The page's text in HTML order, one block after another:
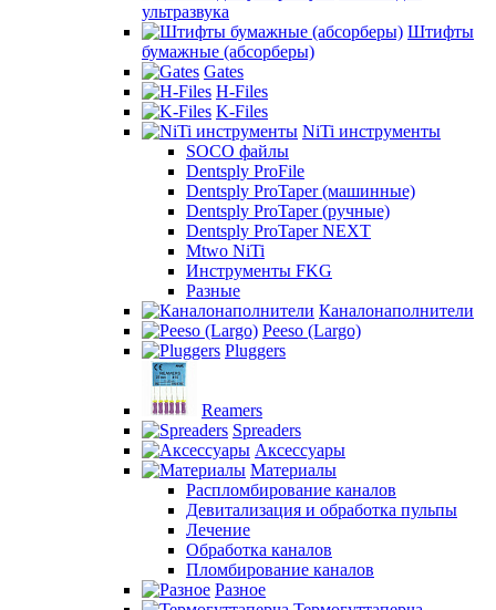
ультразвука
Штифты
бумажные (абсорберы)
Gates
H-Files
K-Files
NiTi инструменты
SOCO файлы
Dentsply ProFile
Dentsply ProTaper (машинные)
Dentsply ProTaper (ручные)
Dentsply ProTaper NEXT
Mtwo NiTi
Инструменты FKG
Разные
Каналонаполнители
Peeso (Largo)
Pluggers
Reamers
Spreaders
Аксессуары
Материалы
Распломбирование каналов
Девитализация и обработка пульпы
Лечение
Обработка каналов
Пломбирование каналов
Разное